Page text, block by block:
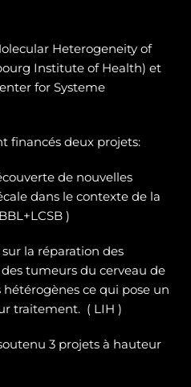
Heterogeneity of
Institute of Health) et
for Systeme
financés deux projets:
couverte de nouvelles
dans le contexte de la
)
la réparation des
tumeurs du cerveau de
ce qui pose un
traitement. ( LIH )
3 projets à hauteur